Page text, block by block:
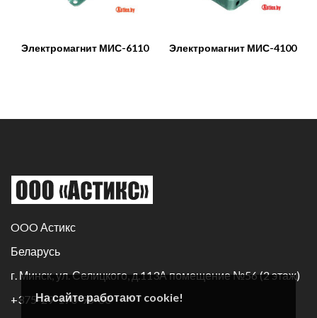
На сайте работают cookie!
Электромагнит МИС-6110 Электромагнит МИС-4100
OOO Астикс
Беларусь
г. Минск, ул. Селицкого, д.113А помещение №56 (2 этаж)
+375-29-170-96-60